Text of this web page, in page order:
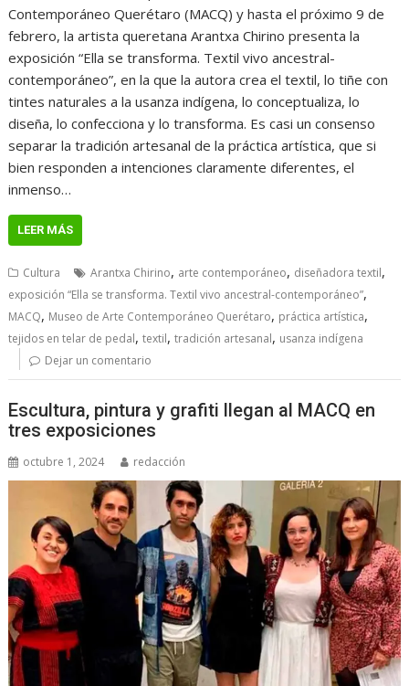
Contemporáneo Querétaro (MACQ) y hasta el próximo 9 de
febrero, la artista queretana Arantxa Chirino presenta la
exposición “Ella se transforma. Textil vivo ancestral-
contemporáneo”, en la que la autora crea el textil, lo tiñe con
tintes naturales a la usanza indígena, lo conceptualiza, lo
diseña, lo confecciona y lo transforma. Es casi un consenso
separar la tradición artesanal de la práctica artística, que si
bien responden a intenciones claramente diferentes, el
inmenso…
LEER MÁS
Cultura Arantxa Chirino, arte contemporáneo, diseñadora textil,
exposición “Ella se transforma. Textil vivo ancestral-contemporáneo”,
MACQ, Museo de Arte Contemporáneo Querétaro, práctica artística,
tejidos en telar de pedal,textil,tradición artesanal, usanza indígena
Dejar un comentario
Escultura, pintura y grafiti llegan al MACQ en
tres exposiciones
octubre 1, 2024 redacción